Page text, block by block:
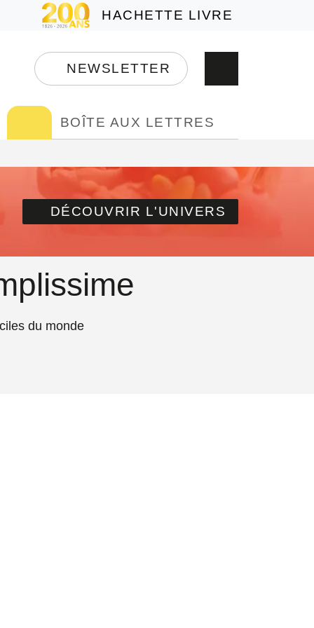
HACHETTE LIVRE
NEWSLETTER
BOÎTE AUX LETTRES
DÉCOUVRIR L'UNIVERS
du monde